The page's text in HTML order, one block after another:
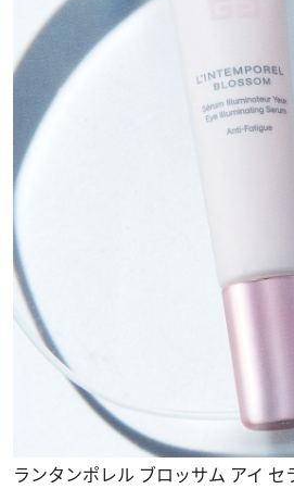
ランタンポレル ブロッサム アイ